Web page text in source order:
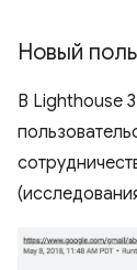
Новый
В Lighthouse